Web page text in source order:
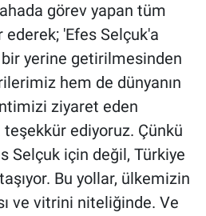
görev yapan tüm
'Efes Selçuk'a
yerine getirilmesinden
hem de dünyanın
ziyaret eden
ediyoruz. Çünkü
Selçuk için değil, Türkiye
Bu yollar, ülkemizin
ve vitrini niteliğinde. Ve